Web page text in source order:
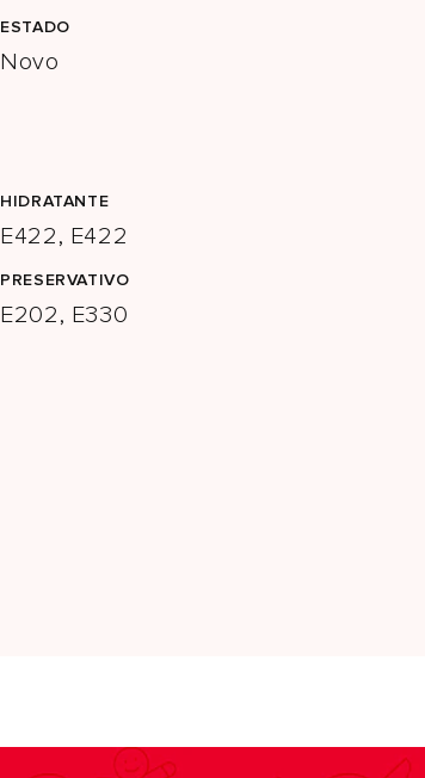
ESTADO
Novo
HIDRATANTE
E422, E422
PRESERVATIVO
E202, E330